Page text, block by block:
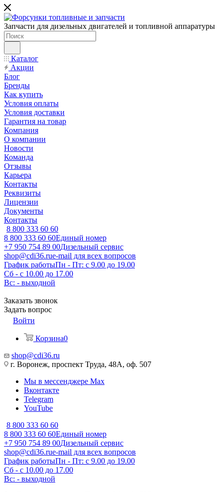
Запчасти для дизельных двигателей и топливной аппаратуры
Каталог
Акции
Блог
Бренды
Как купить
Условия оплаты
Условия доставки
Гарантия на товар
Компания
О компании
Новости
Команда
Отзывы
Карьера
Контакты
Реквизиты
Лицензии
Документы
Контакты
8 800 333 60 60
8 800 333 60 60Единый номер
+7 950 754 89 00Дизельный сервис
shop@cdi36.rue-mail для всех вопросов
График работыПн - Пт: с 9.00 до 19.00
Сб - с 10.00 до 17.00
Вс: - выходной
Заказать звонок
Задать вопрос
Войти
Корзина0
shop@cdi36.ru
г. Воронеж, проспект Труда, 48А, оф. 507
Мы в мессенджере Max
Вконтакте
Telegram
YouTube
8 800 333 60 60
8 800 333 60 60Единый номер
+7 950 754 89 00Дизельный сервис
shop@cdi36.rue-mail для всех вопросов
График работыПн - Пт: с 9.00 до 19.00
Сб - с 10.00 до 17.00
Вс: - выходной